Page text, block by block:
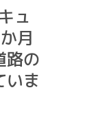
ュ
月
路の
いま